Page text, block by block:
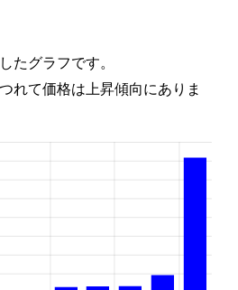
たグラフです。
れて価格は上昇傾向にありま